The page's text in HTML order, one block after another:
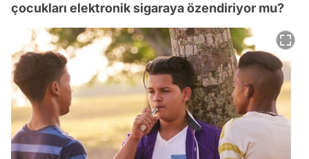
çocukları elektronik sigaraya özendiriyor mu?